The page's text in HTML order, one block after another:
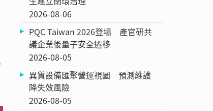
2026-08-06
PQC Taiwan 2026登場 產官研共
議企業後量子安全遷移
2026-08-05
異質設備匯聚營運視圖 預測維護
降失效風險
2026-08-05